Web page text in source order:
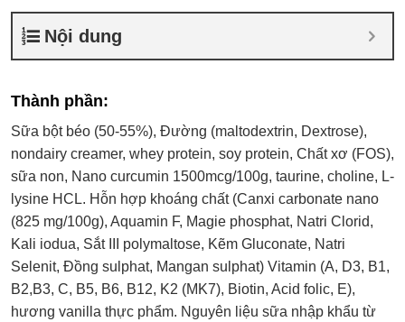
Nội dung
Thành phần:
Sữa bột béo (50-55%), Đường (maltodextrin, Dextrose),
nondairy creamer, whey protein, soy protein, Chất xơ (FOS),
sữa non, Nano curcumin 1500mcg/100g, taurine, choline, L-
lysine HCL. Hỗn hợp khoáng chất (Canxi carbonate nano
(825 mg/100g), Aquamin F, Magie phosphat, Natri Clorid,
Kali iodua, Sắt III polymaltose, Kẽm Gluconate, Natri
Selenit, Đồng sulphat, Mangan sulphat) Vitamin (A, D3, B1,
B2,B3, C, B5, B6, B12, K2 (MK7), Biotin, Acid folic, E),
hương vanilla thực phẩm. Nguyên liệu sữa nhập khẩu từ